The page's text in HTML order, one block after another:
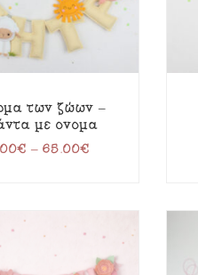
των ζώων –
με όνομα
€ – 65.00€